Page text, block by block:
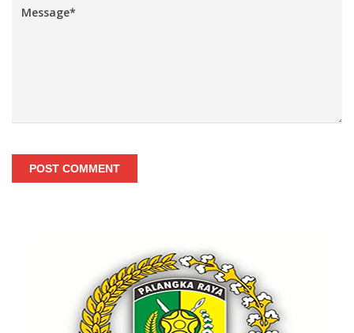
POST COMMENT